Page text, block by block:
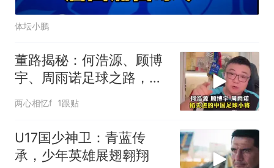
体坛小鹏
董路揭秘：何浩源、顾博
宇、周雨诺足球之路，揭
秘掐尖进真相
两心相忆f 1跟贴
U17国少神卫：青蓝传
承，少年英雄展翅翱翔